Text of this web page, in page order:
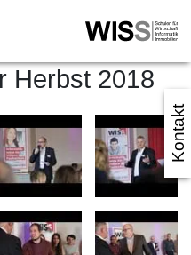
Kontakt
Herbst 2018